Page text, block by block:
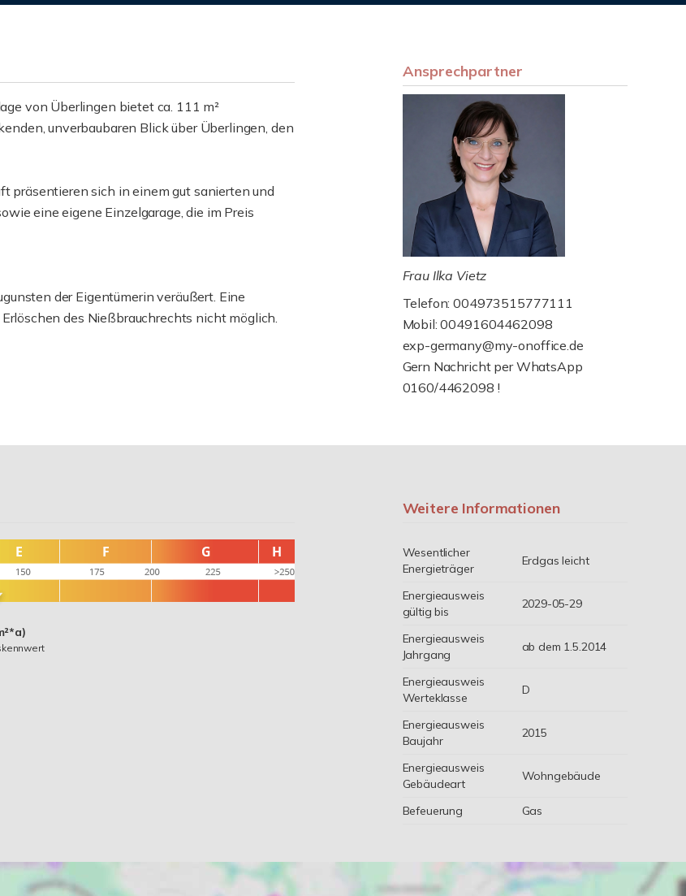
von Überlingen bietet ca. 111 m²
unverbaubaren Blick über Überlingen, den
präsentieren sich in einem gut sanierten und
eine eigene Einzelgarage, die im Preis
der Eigentümerin veräußert. Eine
des Nießbrauchrechts nicht möglich.
Ansprechpartner
Frau Ilka Vietz
Telefon: 004973515777111
Mobil: 00491604462098
exp-germany@my-onoffice.de
Gern Nachricht per WhatsApp
0160/4462098 !
Weitere Informationen
Wesentlicher
Energieträger
Erdgas leicht
Energieausweis
gültig bis
2029-05-29
Energieausweis
Jahrgang
ab dem 1.5.2014
Energieausweis
Werteklasse
D
Energieausweis
Baujahr
2015
Energieausweis
Gebäudeart
Wohngebäude
Befeuerung Gas